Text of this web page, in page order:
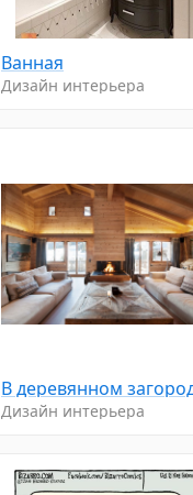
Ванная
Дизайн интерьера
Дизайн интерьера